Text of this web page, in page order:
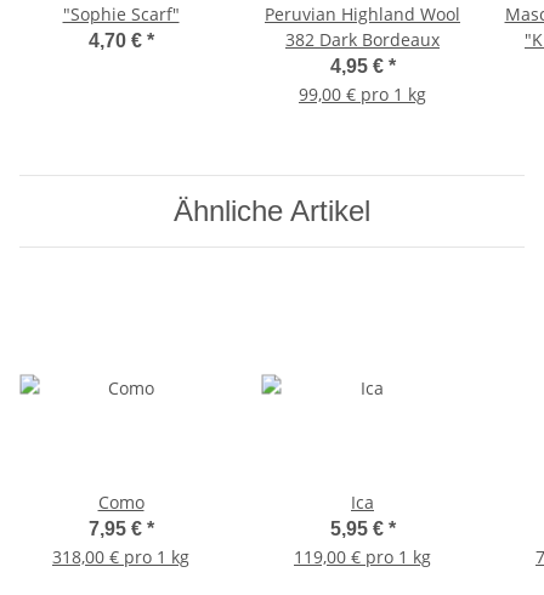
"Sophie Scarf"
4,70 € *
Peruvian Highland Wool
382 Dark Bordeaux
4,95 € *
99,00 € pro 1 kg
Ähnliche Artikel
Como
7,95 € *
318,00 € pro 1 kg
Ica
5,95 € *
119,00 € pro 1 kg